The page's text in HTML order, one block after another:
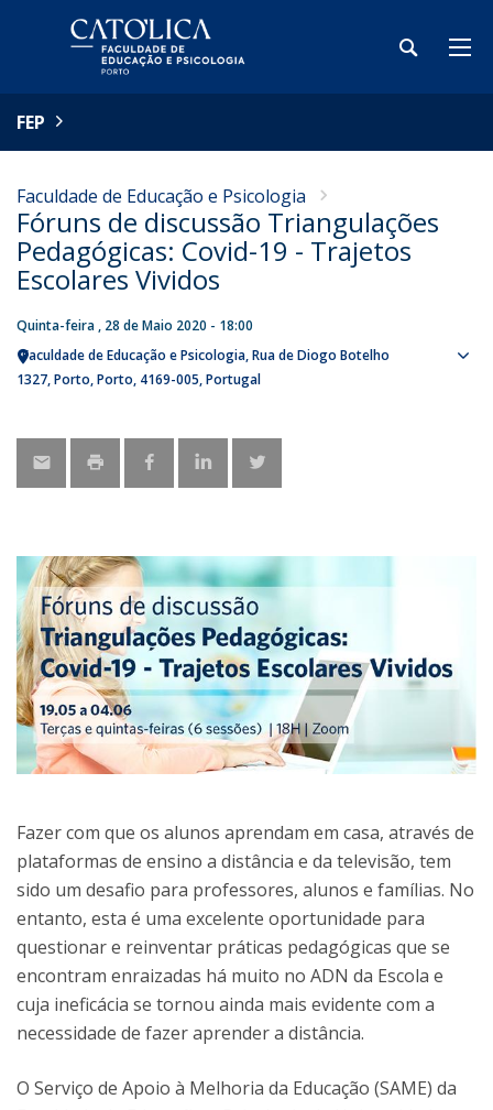
FEP
Faculdade de Educação e Psicologia
Fóruns de discussão Triangulações
Pedagógicas: Covid-19 - Trajetos
Escolares Vividos
Quinta-feira , 28 de Maio 2020 - 18:00
Faculdade de Educação e Psicologia Rua de Diogo Botelho
1327 Porto Porto 4169-005 Portugal
Fazer com que os alunos aprendam em casa, através de
plataformas de ensino a distância e da televisão, tem
sido um desafio para professores, alunos e famílias. No
entanto, esta é uma excelente oportunidade para
questionar e reinventar práticas pedagógicas que se
encontram enraizadas há muito no ADN da Escola e
cuja ineficácia se tornou ainda mais evidente com a
necessidade de fazer aprender a distância.
O Serviço de Apoio à Melhoria da Educação (SAME) da